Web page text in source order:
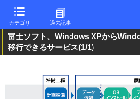
カテゴリ 過去記事
富士ソフト、Windows XPから
移行できるサービス(1/1)